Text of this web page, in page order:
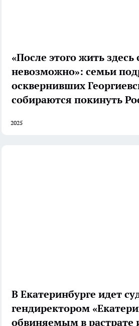
«После этого жить здесь
невозможно»: семьи
осквернивших
собираются покинуть
2025
В Екатеринбурге идет
гендиректором
обвиняемым в растрате